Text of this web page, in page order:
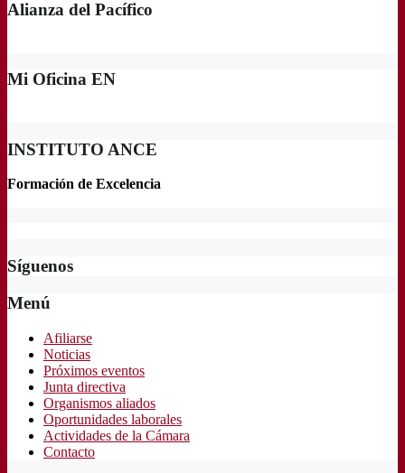
Alianza del Pacífico
Mi Oficina EN
INSTITUTO ANCE
Formación de Excelencia
Síguenos
Menú
Afiliarse
Noticias
Próximos eventos
Junta directiva
Organismos aliados
Oportunidades laborales
Actividades de la Cámara
Contacto